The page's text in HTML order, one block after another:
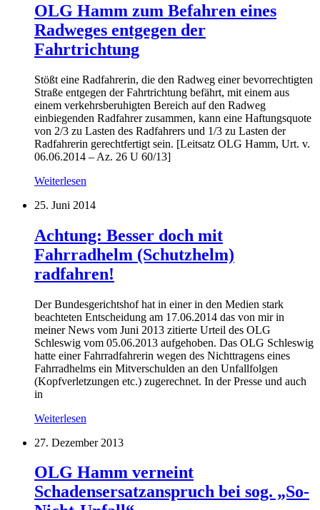
OLG Hamm zum Befahren eines
Radweges entgegen der
Fahrtrichtung
Stößt eine Radfahrerin, die den Radweg einer bevorrechtigten
Straße entgegen der Fahrtrichtung befährt, mit einem aus
einem verkehrsberuhigten Bereich auf den Radweg
einbiegenden Radfahrer zusammen, kann eine Haftungsquote
von 2/3 zu Lasten des Radfahrers und 1/3 zu Lasten der
Radfahrerin gerechtfertigt sein. [Leitsatz OLG Hamm, Urt. v.
06.06.2014 – Az. 26 U 60/13]
Weiterlesen
25. Juni 2014
Achtung: Besser doch mit
Fahrradhelm (Schutzhelm)
radfahren!
Der Bundesgerichtshof hat in einer in den Medien stark
beachteten Entscheidung am 17.06.2014 das von mir in
meiner News vom Juni 2013 zitierte Urteil des OLG
Schleswig vom 05.06.2013 aufgehoben. Das OLG Schleswig
hatte einer Fahrradfahrerin wegen des Nichttragens eines
Fahrradhelms ein Mitverschulden an den Unfallfolgen
(Kopfverletzungen etc.) zugerechnet. In der Presse und auch
in
Weiterlesen
27. Dezember 2013
OLG Hamm verneint
Schadensersatzanspruch bei sog. „So-